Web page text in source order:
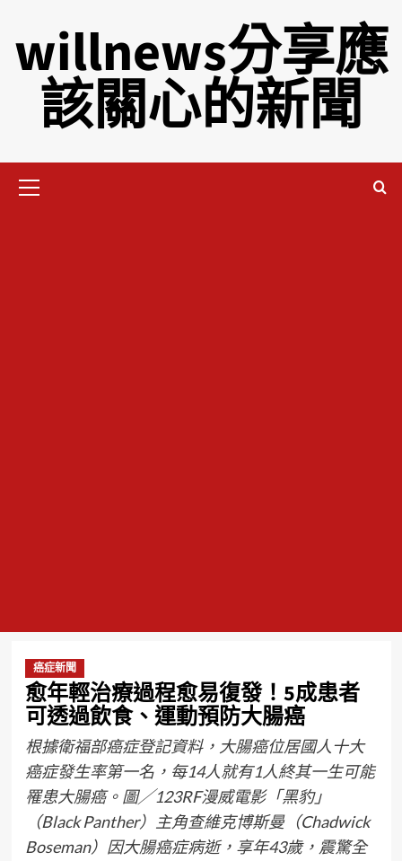
willnews分享應
該關心的新聞
癌症新聞
愈年輕治療過程愈易復發！5成患者
可透過飲食、運動預防大腸癌
根據衛福部癌症登記資料，大腸癌位居國人十大
癌症發生率第一名，每14人就有1人終其一生可能
罹患大腸癌。圖╱123RF漫威電影「黑豹」
（Black Panther）主角查維克博斯曼（Chadwick
Boseman）因大腸癌症病逝，享年43歲，震驚全